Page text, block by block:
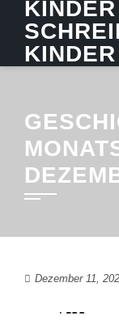
KINDER
Dezember 11,